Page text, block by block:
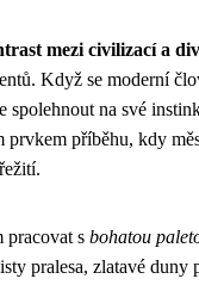
mezi civilizací a
Když se moderní
spolehnout na své
prvkem příběhu, kdy
pracovat s bohatou
pralesa, zlatavé duny